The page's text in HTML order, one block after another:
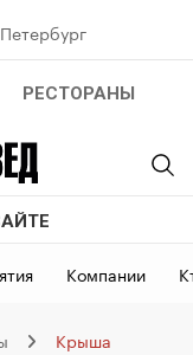
РЕСТОРАНЫ
Компании
Крыша